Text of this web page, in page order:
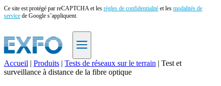
Ce site est protégé par reCAPTCHA et les règles de confidentialité et les modalités de
service de Google s’appliquent.
FR
Accueil | Produits | Tests de réseaux sur le terrain | Test et
surveillance à distance de la fibre optique